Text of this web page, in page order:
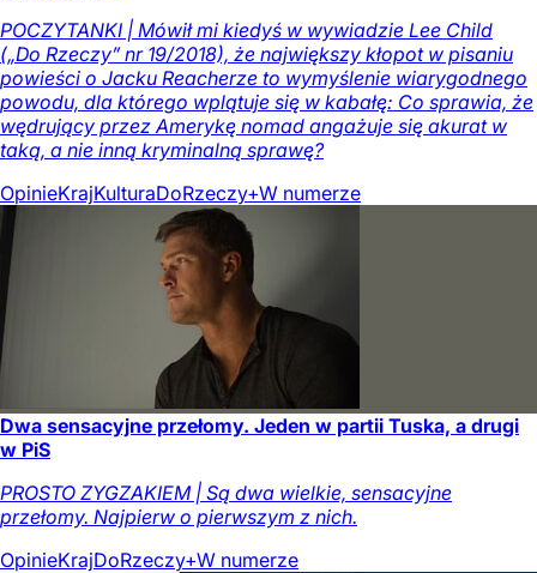
POCZYTANKI | Mówił mi kiedyś w wywiadzie Lee Child
(„Do Rzeczy” nr 19/2018), że największy kłopot w pisaniu
powieści o Jacku Reacherze to wymyślenie wiarygodnego
powodu, dla którego wplątuje się w kabałę: Co sprawia, że
wędrujący przez Amerykę nomad angażuje się akurat w
taką, a nie inną kryminalną sprawę?
OpinieKrajKulturaDoRzeczy+W numerze
Dwa sensacyjne przełomy. Jeden w partii Tuska, a drugi
w PiS
PROSTO ZYGZAKIEM | Są dwa wielkie, sensacyjne
przełomy. Najpierw o pierwszym z nich.
OpinieKrajDoRzeczy+W numerze